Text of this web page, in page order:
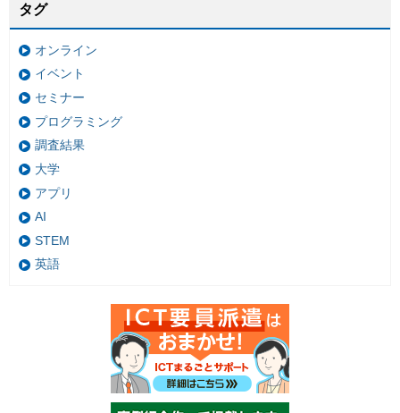
タグ
オンライン
イベント
セミナー
プログラミング
調査結果
大学
アプリ
AI
STEM
英語